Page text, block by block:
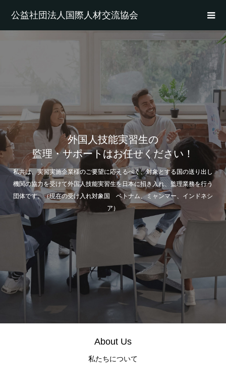
公益社団法人国際人材交流協会
外国人技能実習生の
監理・サポートはお任せください！
私共は、実習実施企業様のご要望に応えるべく、対象とする国の送り出し
機関の協力を受けて外国人技能実習生を日本に招き入れ、監理業務を行う
団体です。（現在の受け入れ対象国 ベトナム、ミャンマー、インドネシ
ア）
About Us
私たちについて